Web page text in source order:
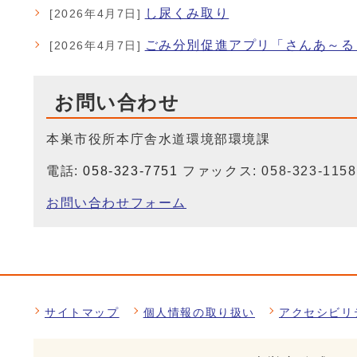
[2026年4月7日] し尿くみ取り
[2026年4月7日] ごみ分別促進アプリ「さんあ～る
お問い合わせ
本巣市役所本庁舎水道環境部環境課
電話:058-323-7751 ファックス: 058-323-1158
お問い合わせフォーム
サイトマップ 個人情報の取り扱い アクセシビリ